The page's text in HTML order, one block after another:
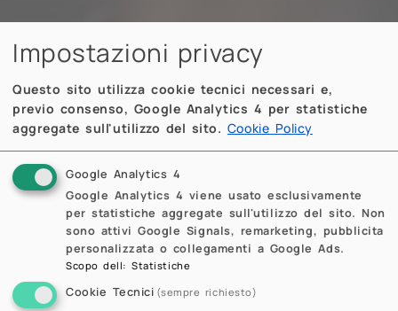
Impostazioni privacy
Questo sito utilizza cookie tecnici necessari e,
previo consenso, Google Analytics 4 per statistiche
aggregate sull'utilizzo del sito. Cookie Policy
Google Analytics 4
Google Analytics 4 viene usato esclusivamente
per statistiche aggregate sull'utilizzo del sito. Non
sono attivi Google Signals, remarketing, pubblicita
personalizzata o collegamenti a Google Ads.
Scopo dell:Statistiche
Cookie Tecnici (sempre richiesto)